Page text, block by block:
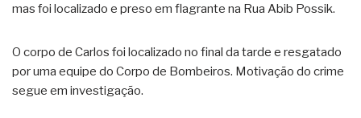
mas foi localizado e preso em flagrante na Rua Abib Possik.
O corpo de Carlos foi localizado no final da tarde e resgatado
por uma equipe do Corpo de Bombeiros. Motivação do crime
segue em investigação.